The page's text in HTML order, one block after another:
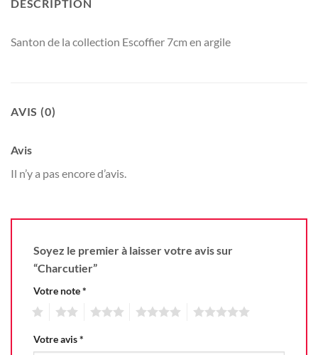
DESCRIPTION
Santon de la collection Escoffier 7cm en argile
AVIS (0)
Avis
Il n’y a pas encore d’avis.
Soyez le premier à laisser votre avis sur
“Charcutier”
Votre note*
Votre avis*